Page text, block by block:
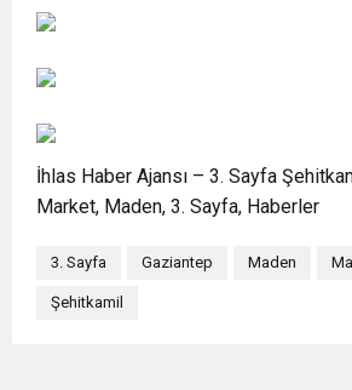
İhlas Haber Ajansı – 3. Sayfa
Market, Maden, 3. Sayfa, Haberler
3. Sayfa Gaziantep Maden
Şehitkamil